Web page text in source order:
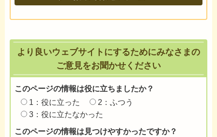
より良いウェブサイトにするためにみなさまの
ご意見をお聞かせください
このページの情報は役に立ちましたか？
1：役に立った
2：ふつう
3：役に立たなかった
このページの情報は見つけやすかったですか？